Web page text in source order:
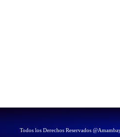
Todos los Derechos Reservados